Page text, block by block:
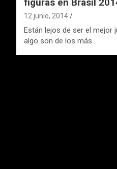
12 junio, 2014
Están lejos de ser el mejor
algo son de los más…